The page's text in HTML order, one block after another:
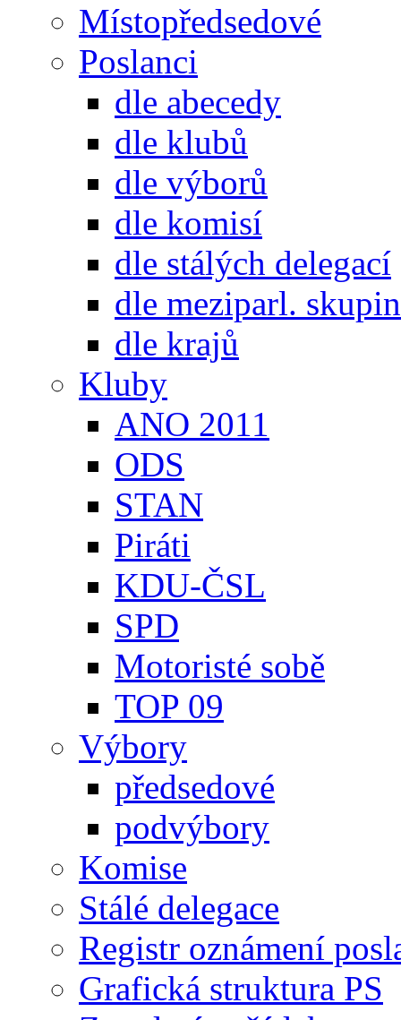
Místopředsedové
Poslanci
dle abecedy
dle klubů
dle výborů
dle komisí
dle stálých delegací
dle meziparl. skupin
dle krajů
Kluby
ANO 2011
ODS
STAN
Piráti
KDU-ČSL
SPD
Motoristé sobě
TOP 09
Výbory
předsedové
podvýbory
Komise
Stálé delegace
Registr oznámení
Grafická struktura PS